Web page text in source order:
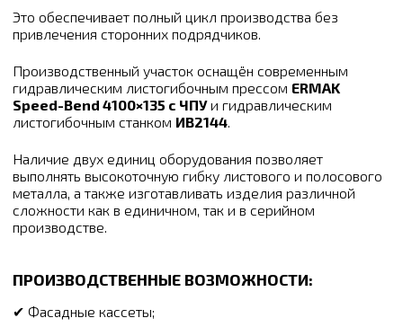
Это обеспечивает полный цикл производства без
привлечения сторонних подрядчиков.
Производственный участок оснащён современным
гидравлическим листогибочным прессом ERMAK
Speed-Bend 4100×135 с ЧПУи гидравлическим
листогибочным станком ИВ2144.
Наличие двух единиц оборудования позволяет
выполнять высокоточную гибку листового и полосового
металла, а также изготавливать изделия различной
сложности как в единичном, так и в серийном
производстве.
ПРОИЗВОДСТВЕННЫЕ ВОЗМОЖНОСТИ:
✔ Фасадные кассеты;